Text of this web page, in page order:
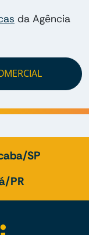
da Agência
SP
PR